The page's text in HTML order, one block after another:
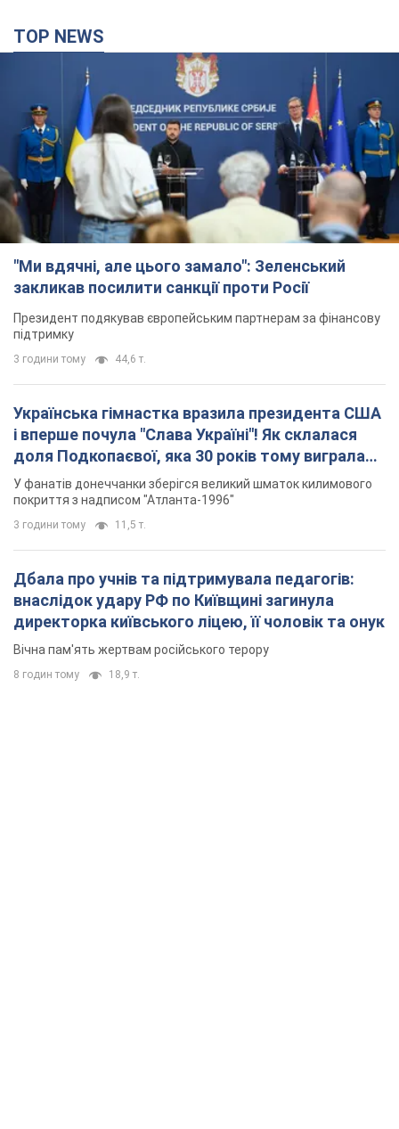
TOP NEWS
"Ми вдячні, але цього замало": Зеленський
закликав посилити санкції проти Росії
Президент подякував європейським партнерам за фінансову
підтримку
3 години тому 44,6 т.
Українська гімнастка вразила президента США
і вперше почула "Слава Україні"! Як склалася
доля Подкопаєвої, яка 30 років тому виграла
"золото" Олімпіади
У фанатів донеччанки зберігся великий шматок килимового
покриття з надписом "Атланта-1996"
3 години тому 11,5 т.
Дбала про учнів та підтримувала педагогів:
внаслідок удару РФ по Київщині загинула
директорка київського ліцею, її чоловік та онук
Вічна пам'ять жертвам російського терору
8 годин тому 18,9 т.